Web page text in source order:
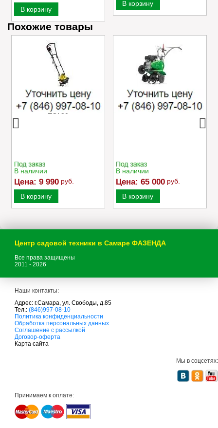
В корзину
В корзину
Похожие товары
Электрический
культиватор Champion
EC750
В наличии
Цена: 9 990 руб.
В корзину
Культиватор Caiman
MOKKO 40 C2
В наличии
Цена: 65 000 руб.
В корзину
Центр садовой техники в Самаре ФАЗЕНДА
Все права защищены
2011 - 2026
Наши контакты:
Адрес: г.Самара, ул. Свободы, д.85
Тел.: (846)997-08-10
с
а
д
о
в
и
к
а
м
т
Политика конфиденциальности
Обработка персональных данных
Соглашение с рассылкой
Договор-оферта
Карта сайта
Мы в соцсетях:
Принимаем к оплате: